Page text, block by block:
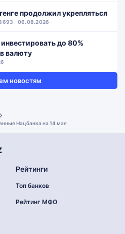
продолжил укрепляться
06.08.2026
до 80%
валюту
новостям
Нацбанка на 14 мая
Рейтинги
Топ банков
Рейтинг МФО